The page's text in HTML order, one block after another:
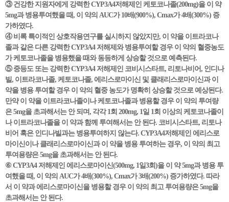
③ 건강한 지원자에게 강력한 CYP3A4저해제인 케토코나졸(200mg)을 이 약
5mg과 병용투여했을 때, 이 약의 AUC가 10배(900%), Cmax가 4배(300%) 증
가하였다.
④ 비록 특이적인 상호작용연구를 실시하지 않았지만, 이 약을 이트라코나
졸과 같은 다른 강력한 CYP3A4 저해제와 병용투여할 경우 이 약의 혈중농도
가 케토코나졸을 병용했을 때와 동등하게 상승할 것으로 예측된다.
⑤ 중등도 또는 강력한 CYP3A4 저해제인 코비시스타트, 리토나비어, 인디나
빌, 이트라코나졸, 케토코나졸, 에리스로마이신 및 클래리스로마이신과 이
약을 병용 투여할 경우 이 약의 혈중 농도가 명확히 상승할 것으로 예상된다.
만약 이 약을 이트라코나졸이나 케토코나졸과 병용할 경우 이 약의 투여량
은 5mg을 초과해서는 안 되며, 각각 1회 200mg, 1일 1회 이상의 케토코나졸이
나 이트라코나졸을 이 약과 함께 투여해서는 안 된다. 코비시스타트, 리토나
비어 혹은 인디나빌과는 병용투여하지 않는다. CYP3A4저해제인 에리스로
마이신이나 클래리스로마이신과 이 약을 병용 투여하는 경우, 이 약의 최고
투여용량은 5mg을 초과해서는 안 된다.
⑥ CYP3A4 저해제인 에리스로마이신(500mg, 1일3회)을 이 약 5mg과 병용 투
여했을 때, 이 약의 AUC가 4배(300%), Cmax가 3배(200%) 증가하였다. 따라
서 이 약과 에리스로마이신을 병용할 경우 이 약의 최고 투여용량은 5mg을
초과해서는 안 된다.